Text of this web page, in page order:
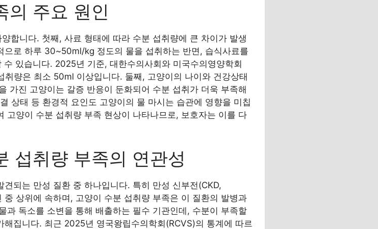
의 주요 원인
합니다. 첫째, 사료 형태에 따라 수분 섭취량에 큰 차이가 발생
으로 하루 30~50ml/kg 정도의 물을 섭취하는 반면, 습식사료를
있습니다. 2025년 기준, 대한수의사회와 미국수의영양학회
량은 최소 50ml 이상입니다. 둘째, 고양이의 나이와 건강상태
가진 고양이는 갈증 반응이 둔화되어 수분 섭취가 더욱 부족해
상태 등 환경적 요인도 고양이의 물 마시는 습관에 영향을 미칩
고양이 수분 섭취량 부족 현상이 나타나므로, 보호자는 이를 다
섭취량 부족의 연관성
되는 만성 질환 중 하나입니다. 특히 만성 신부전(CKD,
상위에 속하며, 고양이 수분 섭취량 부족은 이 질환의 발병과
과 독소를 소변을 통해 배출하는 필수 기관인데, 수분이 부족할
집니다. 최근 2025년 영국왕립수의학회(RCVS)의 통계에 따르